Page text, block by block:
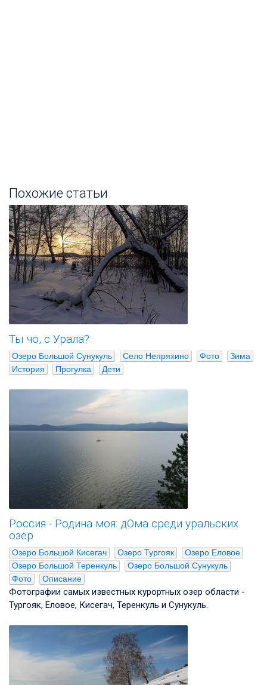
Похожие статьи
Ты чо, с Урала?
Озеро Большой Сунукуль Село Непряхино Фото
Зима
История
Прогулка Дети
Россия - Родина моя: дОма среди уральских
озер
Озеро Большой Кисегач Озеро Тургояк
Озеро Еловое
Озеро Большой Теренкуль
Озеро Большой Сунукуль
Фото
Описание
Фотографии самых известных курортных озер области -
Тургояк, Еловое, Кисегач, Теренкуль и Сунукуль.